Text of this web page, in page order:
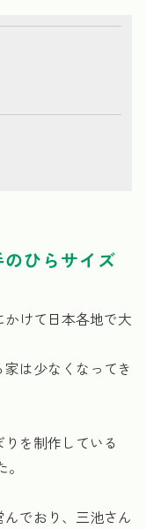
のひらサイズ
けて日本各地で大
は少なくなってき
を制作している
でおり、三池さん